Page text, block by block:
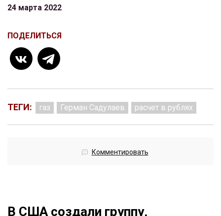
24 марта 2022
ПОДЕЛИТЬСЯ
ТЕГИ: газ Герман Садулаев расчет в рублях
Комментировать
В США создали группу,